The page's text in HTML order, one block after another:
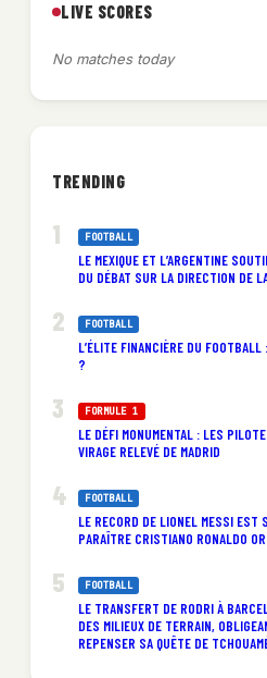
LIVE SCORES
No matches today
TRENDING
FOOTBALL
LE MEXIQUE ET L’ARGENTINE
DU DÉBAT SUR LA DIRECTION DE
FOOTBALL
L’ÉLITE FINANCIÈRE DU
?
FORMULE 1
LE DÉFI MONUMENTAL : LES
VIRAGE RELEVÉ DE MADRID
FOOTBALL
LE RECORD DE LIONEL MESSI EST
PARAÎTRE CRISTIANO RONALDO
FOOTBALL
LE TRANSFERT DE RODRI À
DES MILIEUX DE TERRAIN,
REPENSER SA QUÊTE DE